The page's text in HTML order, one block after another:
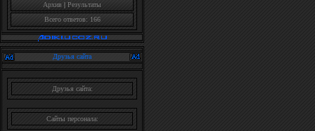
Архив | Результаты
Всего ответов: 166
Друзья сайта
Друзья сайта:
Сайты персонала: